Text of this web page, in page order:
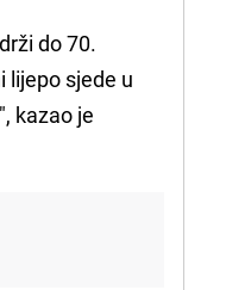
do 70.
lijepo sjede u
kazao je